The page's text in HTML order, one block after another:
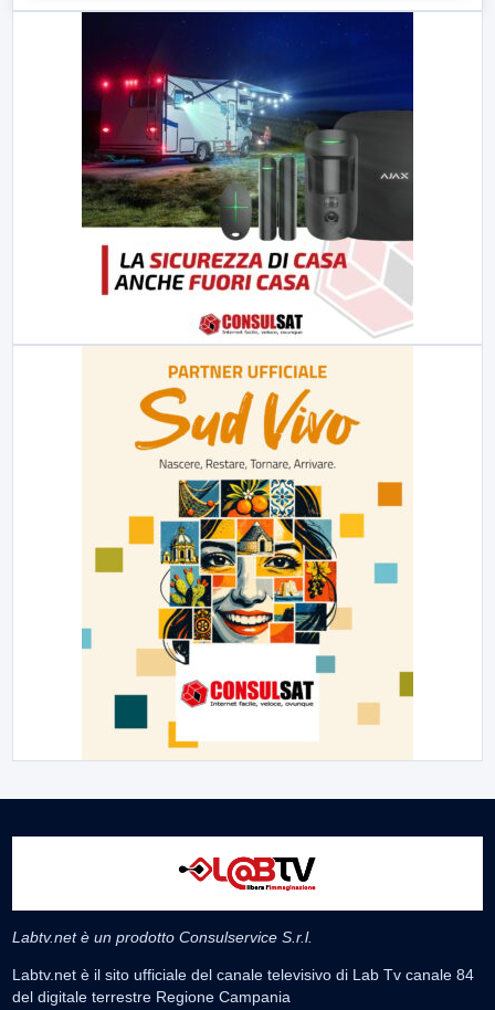
Labtv.net è un prodotto Consulservice S.r.l.
Labtv.net è il sito ufficiale del canale televisivo di Lab Tv canale 84
del digitale terrestre Regione Campania